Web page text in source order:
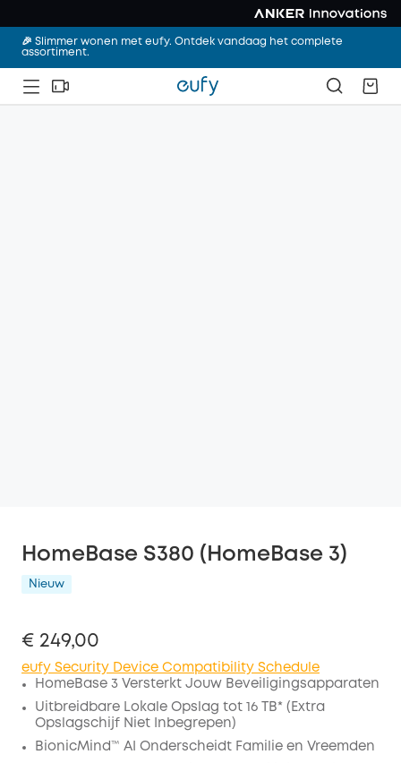
🎉 Slimmer wonen met eufy. Ontdek vandaag het complete
assortiment.
HomeBase S380 (HomeBase 3)
Nieuw
€ 249,00
eufy Security Device Compatibility Schedule
HomeBase 3 Versterkt Jouw Beveiligingsapparaten
Uitbreidbare Lokale Opslag tot 16 TB* (Extra
Opslagschijf Niet Inbegrepen)
BionicMind™ AI Onderscheidt Familie en Vreemden